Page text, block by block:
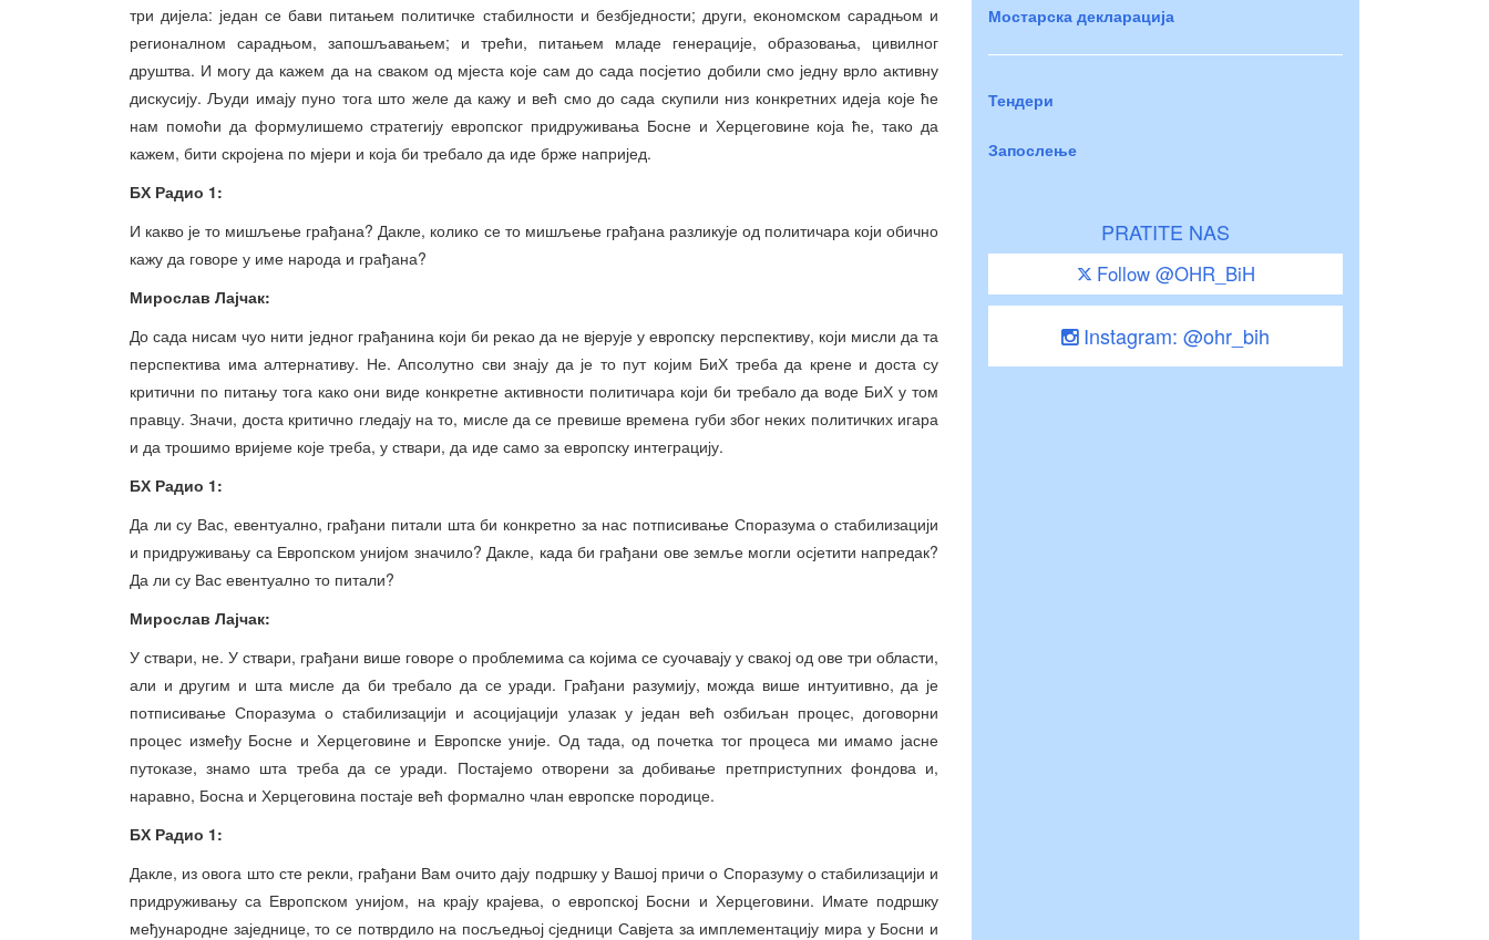
три дијела: један се бави питањем политичке стабилности и безбједности; други, економском сарадњом и
регионалном сарадњом, запошљавањем; и трећи, питањем младе генерације, образовања, цивилног
друштва. И могу да кажем да на сваком од мјеста које сам до сада посјетио добили смо једну врло активну
дискусију. Људи имају пуно тога што желе да кажу и већ смо до сада скупили низ конкретних идеја које ће
нам помоћи да формулишемо стратегију европског придруживања Босне и Херцеговине која ће, тако да
кажем, бити скројена по мјери и која би требало да иде брже напријед.
БХ Радио 1:
И какво је то мишљење грађана? Дакле, колико се то мишљење грађана разликује од политичара који обично
кажу да говоре у име народа и грађана?
Мирослав Лајчак:
До сада нисам чуо нити једног грађанина који би рекао да не вјерује у европску перспективу, који мисли да та
перспектива има алтернативу. Не. Апсолутно сви знају да је то пут којим БиХ треба да крене и доста су
критични по питању тога како они виде конкретне активности политичара који би требало да воде БиХ у том
правцу. Значи, доста критично гледају на то, мисле да се превише времена губи због неких политичких игара
и да трошимо вријеме које треба, у ствари, да иде само за европску интеграцију.
БХ Радио 1:
Да ли су Вас, евентуално, грађани питали шта би конкретно за нас потписивање Споразума о стабилизацији
и придруживању са Европском унијом значило? Дакле, када би грађани ове земље могли осјетити напредак?
Да ли су Вас евентуално то питали?
Мирослав Лајчак:
У ствари, не. У ствари, грађани више говоре о проблемима са којима се суочавају у свакој од ове три области,
али и другим и шта мисле да би требало да се уради. Грађани разумију, можда више интуитивно, да је
потписивање Споразума о стабилизацији и асоцијацији улазак у један већ озбиљан процес, договорни
процес између Босне и Херцеговине и Европске уније. Од тада, од почетка тог процеса ми имамо јасне
путоказе, знамо шта треба да се уради. Постајемо отворени за добивање претприступних фондова и,
наравно, Босна и Херцеговина постаје већ формално члан европске породице.
БХ Радио 1:
Дакле, из овога што сте рекли, грађани Вам очито дају подршку у Вашој причи о Споразуму о стабилизацији и
придруживању са Европском унијом, на крају крајева, о европској Босни и Херцеговини. Имате подршку
међународне заједнице, то се потврдило на посљедњој сједници Савјета за имплементацију мира у Босни и
Мостарска декларација
Тендери
Запослење
PRATITE NAS
Follow @OHR_BiH
Instagram: @ohr_bih